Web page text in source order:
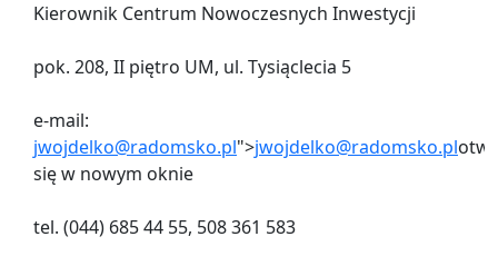
Kierownik Centrum Nowoczesnych Inwestycji
pok. 208, II piętro UM, ul. Tysiąclecia 5
e-mail:
jwojdelko@radomsko.pl">jwojdelko@radomsko.pl
się w nowym oknie
tel. (044) 685 44 55, 508 361 583